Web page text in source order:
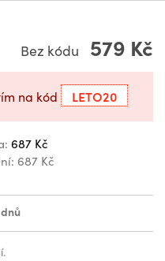
Bez kódu 579 Kč
na kód LETO20
687 Kč
687 Kč